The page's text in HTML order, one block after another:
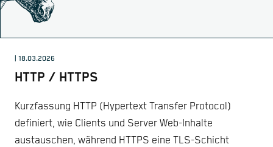
| 18.03.2026
HTTP / HTTPS
Kurzfassung HTTP (Hypertext Transfer Protocol)
definiert, wie Clients und Server Web-Inhalte
austauschen, während HTTPS eine TLS-Schicht